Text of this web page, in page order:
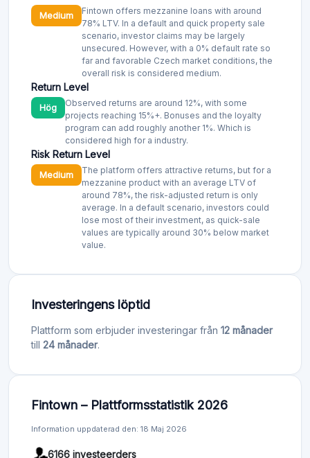
Medium
Fintown offers mezzanine loans with around
78% LTV. In a default and quick property sale
scenario, investor claims may be largely
unsecured. However, with a 0% default rate so
far and favorable Czech market conditions, the
overall risk is considered medium.
Return Level
Hög
Observed returns are around 12%, with some
projects reaching 15%+. Bonuses and the loyalty
program can add roughly another 1%. Which is
considered high for a industry.
Risk Return Level
Medium
The platform offers attractive returns, but for a
mezzanine product with an average LTV of
around 78%, the risk-adjusted return is only
average. In a default scenario, investors could
lose most of their investment, as quick-sale
values are typically around 30% below market
value.
Investeringens löptid
Plattform som erbjuder investeringar från 12 månader
till 24 månader.
Fintown – Plattformsstatistik 2026
Information uppdaterad den: 18 Maj 2026
6166 investeerders